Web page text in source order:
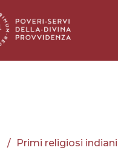
Primi religiosi